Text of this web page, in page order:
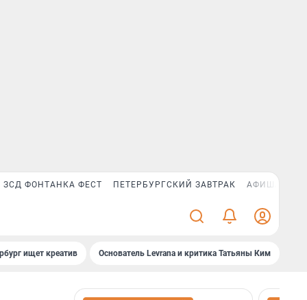
ЗСД ФОНТАНКА ФЕСТ ПЕТЕРБУРГСКИЙ ЗАВТРАК АФИША PLUS
ищет креатив Основатель Levrana и критика Татьяны Ким